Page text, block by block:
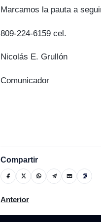
Marcamos la pauta a
809-224-6159 cel.
Nicolás E. Grullón
Comunicador
Compartir
Artículo anterior: Dr.
Anterior